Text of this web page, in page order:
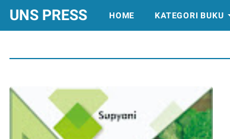
UNS PRESS HOME KATEGORI BUKU